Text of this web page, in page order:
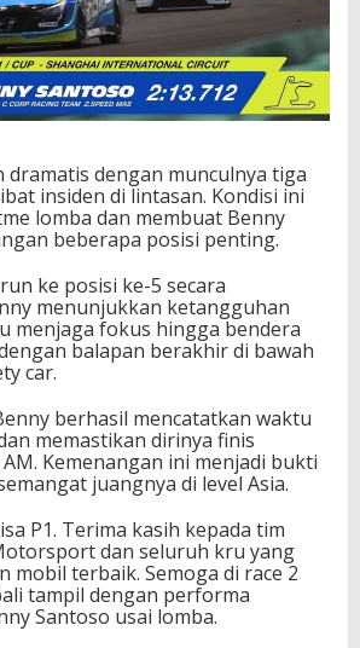
dramatis dengan munculnya tiga
insiden di lintasan. Kondisi ini
lomba dan membuat Benny
beberapa posisi penting.
ke posisi ke-5 secara
menunjukkan ketangguhan
menjaga fokus hingga bendera
balapan berakhir di bawah
car.
berhasil mencatatkan waktu
memastikan dirinya finis
Kemenangan ini menjadi bukti
juangnya di level Asia.
P1. Terima kasih kepada tim
dan seluruh kru yang
mobil terbaik. Semoga di race 2
tampil dengan performa
Santoso usai lomba.